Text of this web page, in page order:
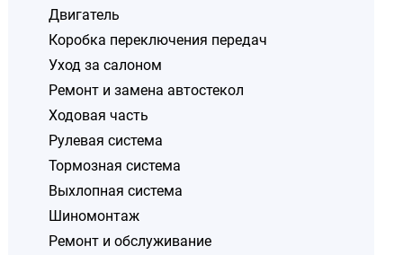
Двигатель
Коробка переключения передач
Уход за салоном
Ремонт и замена автостекол
Ходовая часть
Рулевая система
Тормозная система
Выхлопная система
Шиномонтаж
Ремонт и обслуживание